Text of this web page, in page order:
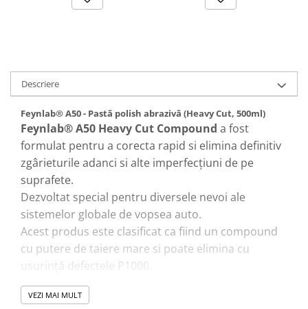
Descriere
Feynlab® A50 - Pastă polish abrazivă (Heavy Cut, 500ml)
Feynlab® A50 Heavy Cut Compound a fost
formulat pentru a corecta rapid si elimina definitiv
zgârieturile adanci si alte imperfecţiuni de pe
suprafete.
Dezvoltat special pentru diversele nevoi ale
sistemelor globale de vopsea auto.
Acest produs este clasificat ca fiind un compound
cu putere de taiere mare si poate elimina cu
usurință defectele P1000.
Tehnologia avansată abrazivă cu oxid de aluminiu
permite îndepărtarea rapidă a defectelor, lăsând în
VEZI MAI MULT